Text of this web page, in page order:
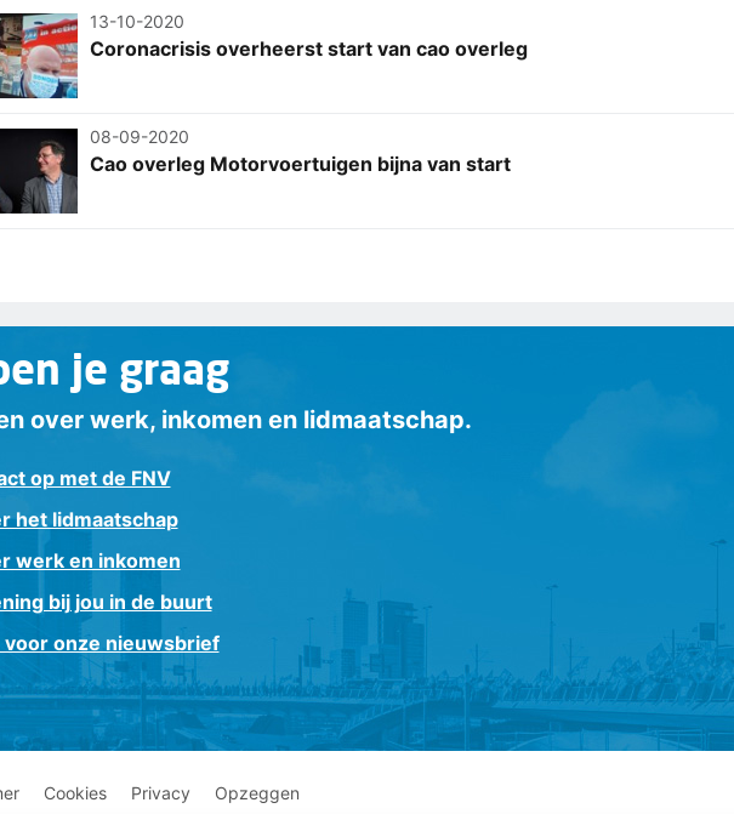
13-10-2020
Coronacrisis overheerst start van cao overleg
08-09-2020
Cao overleg Motorvoertuigen bijna van start
je graag
over werk, inkomen en lidmaatschap.
op met de FNV
het lidmaatschap
werk en inkomen
bij jou in de buurt
voor onze nieuwsbrief
Cookies Privacy Opzeggen